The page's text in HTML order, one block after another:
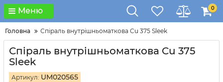
Меню 0
Головна Спіраль внутрішньоматкова Cu 375 Sleek
Спіраль внутрішньоматкова Cu 375
Sleek
Артикул: UM020565